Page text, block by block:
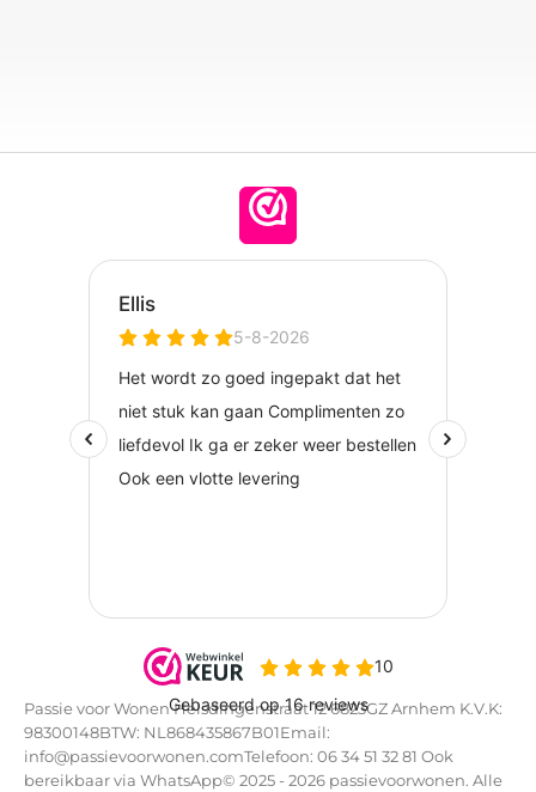
Passie voor Wonen Helsdingenstraat 12 6823GZ Arnhem K.V.K:
98300148BTW: NL868435867B01Email:
info@passievoorwonen.comTelefoon: 06 34 51 32 81 Ook
bereikbaar via WhatsApp© 2025 - 2026 passievoorwonen. Alle